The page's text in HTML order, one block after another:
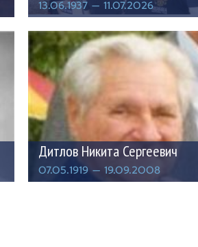
13.06.1937 — 11.07.2026
Дитлов Никита Сергеевич
07.05.1919 — 19.09.2008